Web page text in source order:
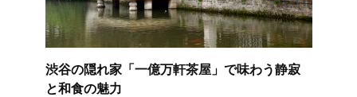
渋谷の隠れ家「一億万軒茶屋」で味わう静寂
と和食の魅力